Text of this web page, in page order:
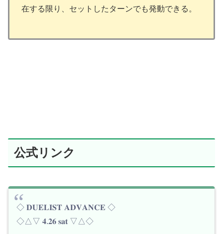
在する限り、セットしたターンでも発動できる。
公式リンク
◇ 𝐃𝐔𝐄𝐋𝐈𝐒𝐓 𝐀𝐃𝐕𝐀𝐍𝐂𝐄 ◇
◇△▽ 𝟒.𝟐𝟔 𝐬𝐚𝐭 ▽△◇